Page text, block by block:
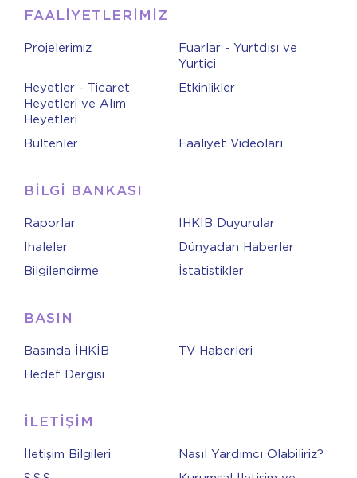
FAALİYETLERİMİZ
Projelerimiz
Fuarlar - Yurtdışı ve
Yurtiçi
Heyetler - Ticaret
Heyetleri ve Alım
Heyetleri
Etkinlikler
Bültenler Faaliyet Videoları
BİLGİ BANKASI
Raporlar
İHKİB Duyurular
İhaleler
Dünyadan Haberler
Bilgilendirme
İstatistikler
BASIN
Basında İHKİB
TV Haberleri
Hedef Dergisi
İLETİŞİM
İletişim Bilgileri
Nasıl Yardımcı Olabiliriz?